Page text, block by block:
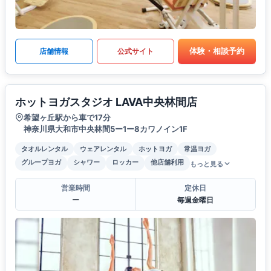
店舗情報 公式サイト 体験・相談予約
ホットヨガスタジオ LAVA中央林間店
希望ヶ丘駅から車で17分
神奈川県大和市中央林間5ー1ー8カワノイン1F
タオルレンタル ウェアレンタル ホットヨガ
常温ヨガ
グループヨガ
シャワー ロッカー 他店舗利用 もっと見る
営業時間
ー
定休日
毎週金曜日